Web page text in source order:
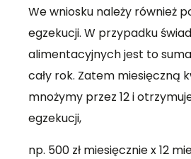
We wniosku należy również
egzekucji. W przypadku
alimentacyjnych jest to
cały rok. Zatem miesięczną
mnożymy przez 12 i
egzekucji,
np. 500 zł miesięcznie x 12